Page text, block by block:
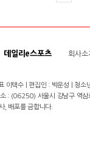
데일리e스포츠 회사소
이택수 | 편집인 : 박운성 |
: (06250) 서울시 강남구
, 배포를 금합니다.